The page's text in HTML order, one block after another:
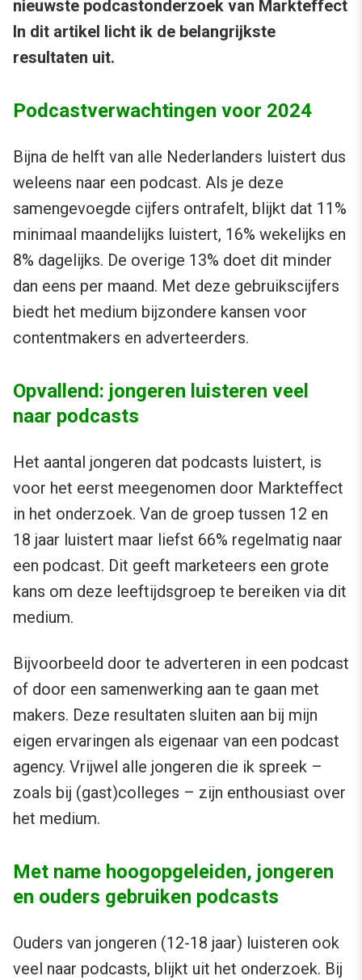
nieuwste podcastonderzoek van Markteffect
In dit artikel licht ik de belangrijkste
resultaten uit.
Podcastverwachtingen voor 2024
Bijna de helft van alle Nederlanders luistert dus
weleens naar een podcast. Als je deze
samengevoegde cijfers ontrafelt, blijkt dat 11%
minimaal maandelijks luistert, 16% wekelijks en
8% dagelijks. De overige 13% doet dit minder
dan eens per maand. Met deze gebruikscijfers
biedt het medium bijzondere kansen voor
contentmakers en adverteerders.
Opvallend: jongeren luisteren veel
naar podcasts
Het aantal jongeren dat podcasts luistert, is
voor het eerst meegenomen door Markteffect
in het onderzoek. Van de groep tussen 12 en
18 jaar luistert maar liefst 66% regelmatig naar
een podcast. Dit geeft marketeers een grote
kans om deze leeftijdsgroep te bereiken via dit
medium.
Bijvoorbeeld door te adverteren in een podcast
of door een samenwerking aan te gaan met
makers. Deze resultaten sluiten aan bij mijn
eigen ervaringen als eigenaar van een podcast
agency. Vrijwel alle jongeren die ik spreek –
zoals bij (gast)colleges – zijn enthousiast over
het medium.
Met name hoogopgeleiden, jongeren
en ouders gebruiken podcasts
Ouders van jongeren (12-18 jaar) luisteren ook
veel naar podcasts, blijkt uit het onderzoek. Bij